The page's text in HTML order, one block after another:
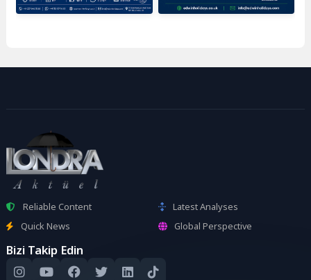
Reliable Content
Latest Analyses
Quick News
Global Perspective
Bizi Takip Edin